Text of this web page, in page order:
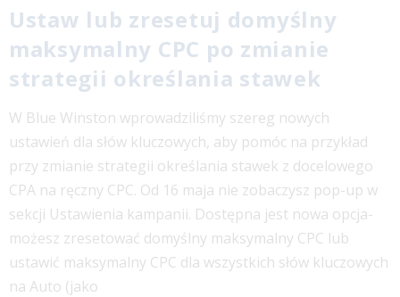
Ustaw lub zresetuj domyślny
maksymalny CPC po zmianie
strategii określania stawek
W Blue Winston wprowadziliśmy szereg nowych
ustawień dla słów kluczowych, aby pomóc na przykład
przy zmianie strategii określania stawek z docelowego
CPA na ręczny CPC. Od 16 maja nie zobaczysz pop-up w
sekcji Ustawienia kampanii. Dostępna jest nowa opcja-
możesz zresetować domyślny maksymalny CPC lub
ustawić maksymalny CPC dla wszystkich słów kluczowych
na Auto (jako